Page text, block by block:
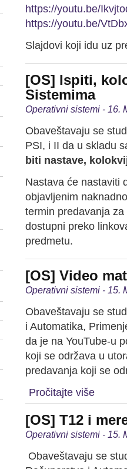
https://youtu.be/
https://youtu.be/
Slajdovi koji idu uz
[OS] Ispiti,
Sistemima
Operativni sistemi - 16.
Obaveštavaju se
PSI, i II da u skladu
biti nastave,
Nastava će nastaviti
objavljenim
termin predavanja
dostupni preko
predmetu.
[OS] Video
Operativni sistemi - 15.
Obaveštavaju se
i Automatika,
da je na YouTube-u
koji se održava u
predavanja koji se
Pročitajte više
[OS] T12 i
Operativni sistemi - 15.
Obaveštavaju se